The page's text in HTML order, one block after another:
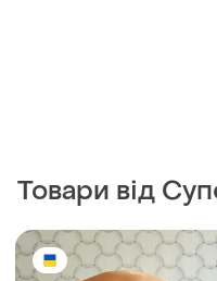
Товари від